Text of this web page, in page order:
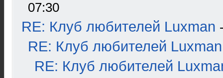
07:30
RE: Клуб любителей Luxman
RE: Клуб любителей Luxman
RE: Клуб любителей